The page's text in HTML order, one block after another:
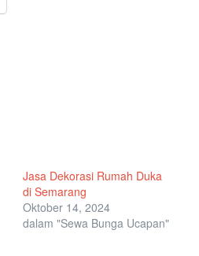
Jasa Dekorasi Rumah Duka
di Semarang
Oktober 14, 2024
dalam "Sewa Bunga Ucapan"